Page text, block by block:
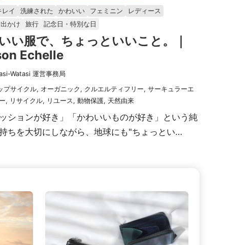
レイ 洗練された かわいい フェミニン
レディース
かけ 旅行 記念日・特別な日
い服で、ちょっといいこと。｜
Echelle
Watasi 運営事務局
プサイクル, オーガニック, クルエルティフリー, サーキュラーエ
, リサイクル, リユース, 動物保護, 天然由来
ッションが好き」「かわいいものが好き」という純
ちを大切にしながら、地球にも"ちょっとい…